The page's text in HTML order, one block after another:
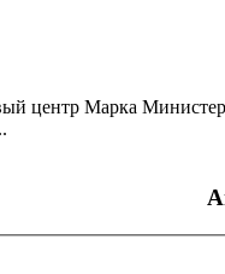
центр Марка